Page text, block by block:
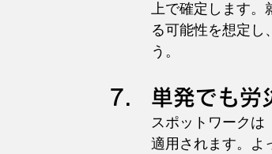
上で確定します。
る可能性を想定し
う。
単発でも労
スポットワークは
適用されます。よ